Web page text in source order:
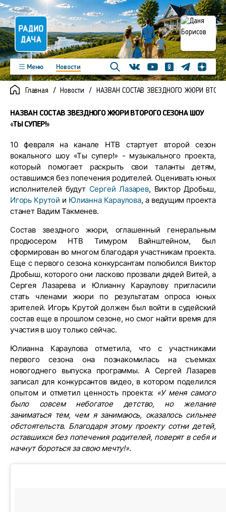
Меню
Новости
Программы
Подкасты
Новинки
Фото
Видео
ВконтактеYoutubeОдноклассники
ТелеграмЯндекс
Главная Новости НАЗВАН СОСТАВ ЗВЕЗДНОГО ЖЮРИ
НАЗВАН СОСТАВ ЗВЕЗДНОГО ЖЮРИ ВТОРОГО СЕЗОНА ШОУ
«ТЫ СУПЕР!»
10 февраля на канале НТВ стартует второй сезон
вокального шоу «Ты супер!» - музыкального проекта,
который помогает раскрыть свои таланты детям,
оставшимся без попечения родителей. Оценивать юных
исполнителей будут Сергей Лазарев, Виктор Дробыш,
Игорь Крутой и Юлианна Караулова, а ведущим проекта
станет Вадим Такменев.
Состав звездного жюри, оглашенный генеральным
продюсером НТВ Тимуром Вайнштейном, был
сформирован во многом благодаря участникам проекта.
Еще с первого сезона конкурсантам полюбился Виктор
Дробыш, которого они ласково прозвали дядей Витей, а
Сергея Лазарева и Юлианну Караулову пригласили
стать членами жюри по результатам опроса юных
зрителей. Игорь Крутой должен был войти в судейский
состав еще в прошлом сезоне, но смог найти время для
участия в шоу только сейчас.
Юлианна Караулова отметила, что с участниками
первого сезона она познакомилась на съемках
новогоднего выпуска программы. А Сергей Лазарев
записал для конкурсантов видео, в котором поделился
опытом и отметил ценность проекта: «У меня самого
было совсем небогатое детство, но желание
заниматься тем, чем я занимаюсь, оказалось сильнее
обстоятельств. Благодаря этому проекту сотни детей,
оставшихся без попечения родителей, поверят в себя и
начнут бороться за свою мечту!».